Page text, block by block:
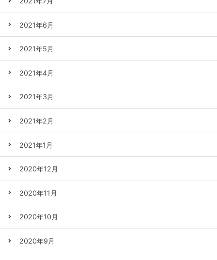
2021年6月
2021年5月
2021年4月
2021年3月
2021年2月
2021年1月
2020年12月
2020年11月
2020年10月
2020年9月